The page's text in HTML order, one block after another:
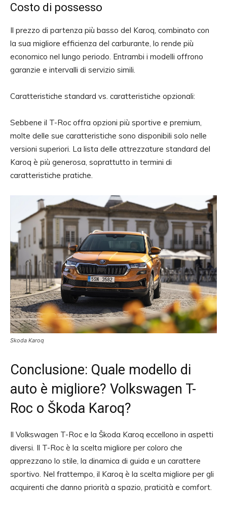
Costo di possesso
Il prezzo di partenza più basso del Karoq, combinato con
la sua migliore efficienza del carburante, lo rende più
economico nel lungo periodo. Entrambi i modelli offrono
garanzie e intervalli di servizio simili.
Caratteristiche standard vs. caratteristiche opzionali:
Sebbene il T-Roc offra opzioni più sportive e premium,
molte delle sue caratteristiche sono disponibili solo nelle
versioni superiori. La lista delle attrezzature standard del
Karoq è più generosa, soprattutto in termini di
caratteristiche pratiche.
Skoda Karoq
Conclusione: Quale modello di
auto è migliore? Volkswagen T-
Roc o Škoda Karoq?
Il Volkswagen T-Roc e la Škoda Karoq eccellono in aspetti
diversi. Il T-Roc è la scelta migliore per coloro che
apprezzano lo stile, la dinamica di guida e un carattere
sportivo. Nel frattempo, il Karoq è la scelta migliore per gli
acquirenti che danno priorità a spazio, praticità e comfort.